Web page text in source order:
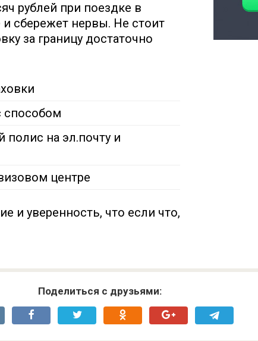
рублей при поездке в
и сбережет нервы. Не стоит
за границу достаточно
способом
полис на эл.почту и
центре
и уверенность, что если что,
Поделиться с друзьями: